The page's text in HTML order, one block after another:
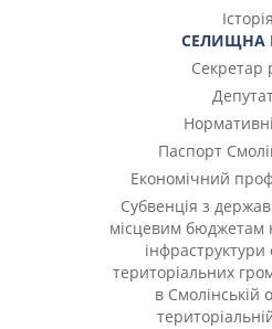
Історія
СЕЛИЩНА
Секретар
Паспорт
Економічний
Субвенція з
місцевим бюджетам
територіальних
в Смолінській